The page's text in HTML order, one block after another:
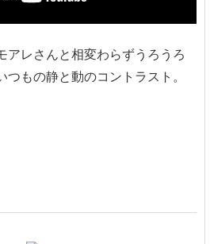
アレさんと相変わらずうろうろ
もの静と動のコントラスト。